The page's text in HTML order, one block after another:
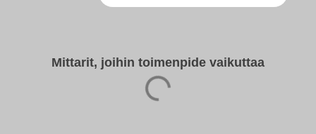
Mittarit, joihin toimenpide vaikuttaa